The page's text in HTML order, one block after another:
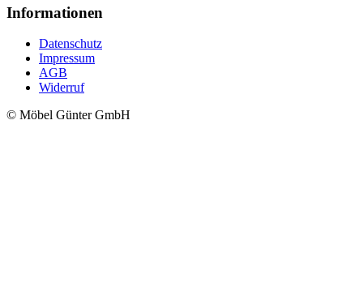
Informationen
Datenschutz
Impressum
AGB
Widerruf
© Möbel Günter GmbH